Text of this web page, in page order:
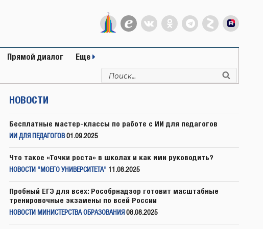
Прямой диалог Еще
Искать:
НОВОСТИ
Бесплатные мастер-классы по работе с ИИ для педагогов
ИИ ДЛЯ ПЕДАГОГОВ 01.09.2025
Что такое «Точки роста» в школах и как ими руководить?
НОВОСТИ "МОЕГО УНИВЕРСИТЕТА" 11.08.2025
Пробный ЕГЭ для всех: Рособрнадзор готовит масштабные
тренировочные экзамены по всей России
НОВОСТИ МИНИСТЕРСТВА ОБРАЗОВАНИЯ 08.08.2025